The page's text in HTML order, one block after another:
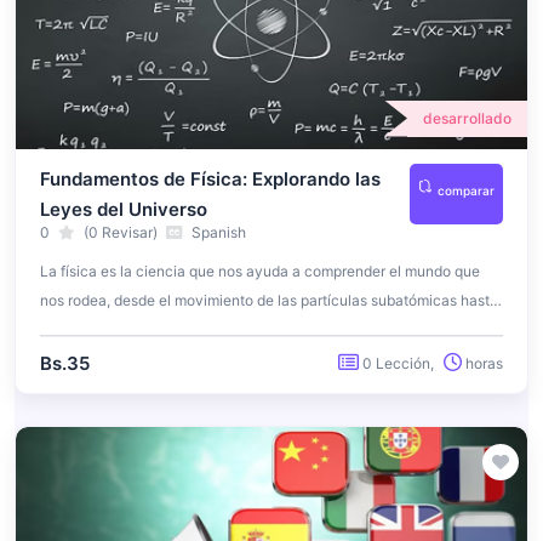
desarrollado
Fundamentos de Física: Explorando las
Leyes del Universo
comparar
0 (0 Revisar) Spanish
La física es la ciencia que nos ayuda a comprender el mundo que
nos rodea, desde el movimiento de las partículas subatómicas hasta
a un emocionante viaje a través de los fundamentos de la física,
la física en situaciones del mundo real y a apreciar la belleza de la
física en acción.
Bs.35 0 Lección, horas